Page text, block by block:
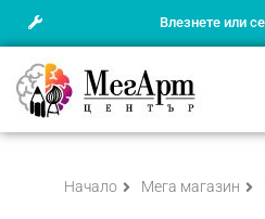
Влезнете или
Начало Мега магазин